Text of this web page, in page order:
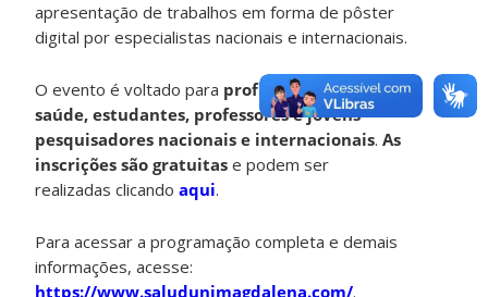
apresentação de trabalhos em forma de pôster
digital por especialistas nacionais e internacionais.
O evento é voltado para profissionais da
saúde, estudantes, professores e jovens
pesquisadores nacionais e internacionais.As
inscrições são gratuitas e podem ser
realizadas clicandoaqui.
Para acessar a programação completa e demais
informações, acesse:
https://www.saludunimagdalena.com/.